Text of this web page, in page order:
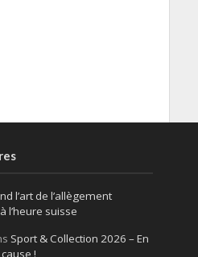
l’art de l’allègement
l’heure suisse
Sport & Collection 2026 – En
!